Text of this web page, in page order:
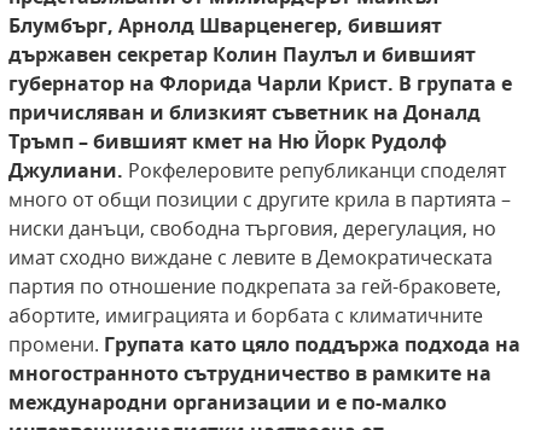
Блумбърг, Арнолд Шварценегер, бившият
държавен секретар Колин Паулъл и бившият
губернатор на Флорида Чарли Крист. В групата е
причисляван и близкият съветник на Доналд
Тръмп – бившият кмет на Ню Йорк Рудолф
Джулиани. Рокфелеровите републиканци споделят
много от общи позиции с другите крила в партията –
ниски данъци, свободна търговия, дерегулация, но
имат сходно виждане с левите в Демократическата
партия по отношение подкрепата за гей-браковете,
абортите, имиграцията и борбата с климатичните
промени. Групата като цяло поддържа подхода на
многостранното сътрудничество в рамките на
международни организации и е по-малко